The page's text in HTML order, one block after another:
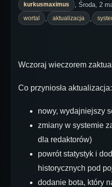
kurkusmaximus , Środa, 2
wortal
aktualizacja
Wczoraj wieczorem
Co przyniosła aktualizacja:
nowy, wydajniejszy
zmiany w systemie
dla redaktorów)
powrót statystyk i
historycznych pod
dodanie bota, który